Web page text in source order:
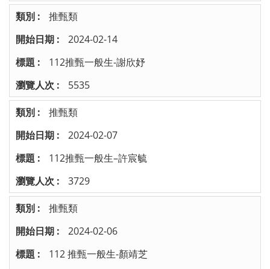
推甄類
2024-02-14
112推甄一般生-謝欣妤
5535
推甄類
2024-02-07
112推甄一般生–許宸毓
3729
推甄類
2024-02-06
112 推甄一般生-顏靖芝